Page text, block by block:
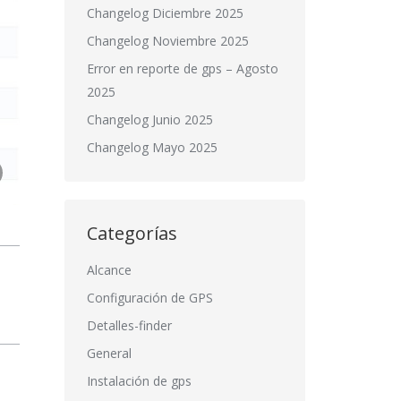
Bloquee y desbloquee
Changelog Diciembre 2025
Changelog Noviembre 2025
Error en reporte de gps – Agosto
2025
Changelog Junio 2025
Changelog Mayo 2025
Categorías
Alcance
Configuración de GPS
Detalles-finder
General
Instalación de gps